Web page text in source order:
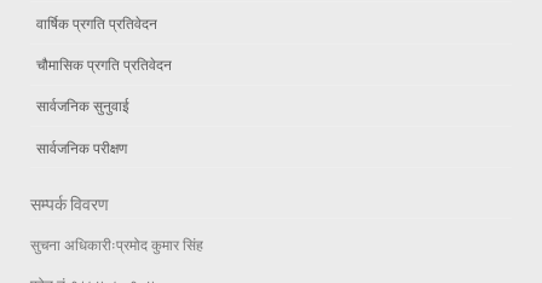
वार्षिक प्रगति प्रतिवेदन
चौमासिक प्रगति प्रतिवेदन
सार्वजनिक सुनुवाई
सार्वजनिक परीक्षण
सम्पर्क विवरण
सुचना अधिकारीःप्रमोद कुमार सिंह